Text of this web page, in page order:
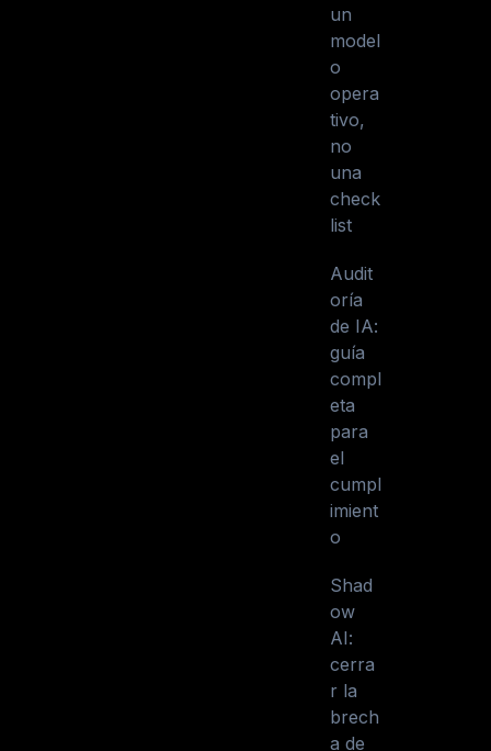
un
model
o
opera
tivo,
no
una
check
list
Audit
oría
de IA:
guía
compl
eta
para
el
cumpl
imient
o
Shad
ow
AI:
cerra
r la
brech
a de